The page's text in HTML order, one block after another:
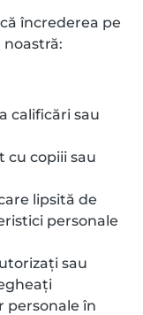
încrederea pe
calificări sau
copiii sau
lipsită de
personale
sau
personale în